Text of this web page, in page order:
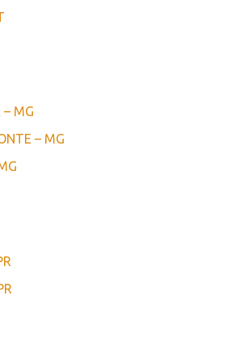
– MG
– MG